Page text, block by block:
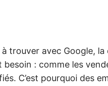
trouver avec Google,
: comme les
C’est pourquoi des